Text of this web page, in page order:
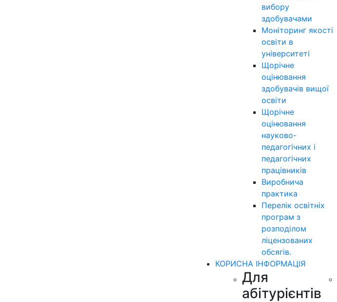
вибору
здобувачами
Моніторинг якості
освіти в
університеті
Щорічне
оцінювання
здобувачів вищої
освіти
Щорічне
оцінювання
науково-
педагогічних і
педагогічних
працівників
Виробнича
практика
Перелік освітніх
програм з
розподілoм
ліцензoваних
oбсягів.
КОРИСНА ІНФОРМАЦІЯ
Для
абітурієнтів